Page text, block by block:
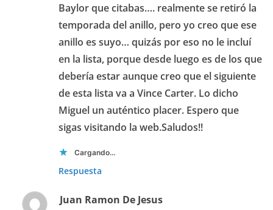
Baylor que citabas…. realmente se retiró la
temporada del anillo, pero yo creo que ese
anillo es suyo… quizás por eso no le incluí
en la lista, porque desde luego es de los que
debería estar aunque creo que el siguiente
de esta lista va a Vince Carter. Lo dicho
Miguel un auténtico placer. Espero que
sigas visitando la web.Saludos!!
Cargando...
Respuesta
Juan Ramon De Jesus